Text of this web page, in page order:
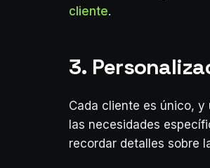
cliente.
3.
Cada cliente es único,
las necesidades
recordar detalles sobre